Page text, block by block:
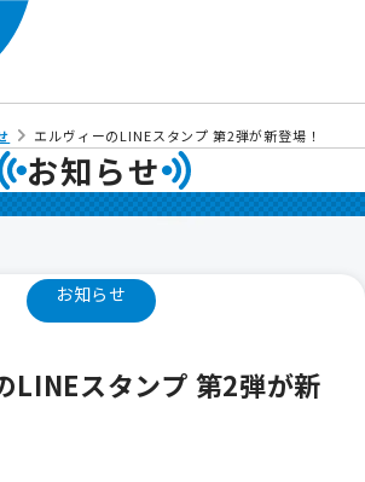
エルヴィーのLINEスタンプ 第2弾が新登場！
お知らせ
お知らせ
LINEスタンプ 第2弾が新